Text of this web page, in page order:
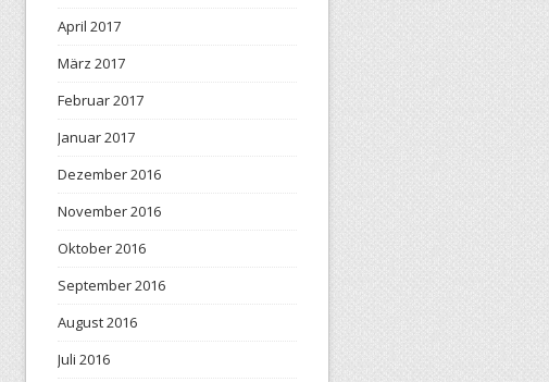
April 2017
März 2017
Februar 2017
Januar 2017
Dezember 2016
November 2016
Oktober 2016
September 2016
August 2016
Juli 2016